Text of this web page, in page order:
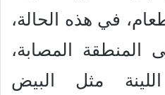
في هذه الحالة،
المنطقة المصابة،
مثل البيض